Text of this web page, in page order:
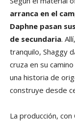
arranca en el
Daphne pasan
de secundaria.
tranquilo, Shaggy
cruza en su
una historia de
construye desde
La producción,